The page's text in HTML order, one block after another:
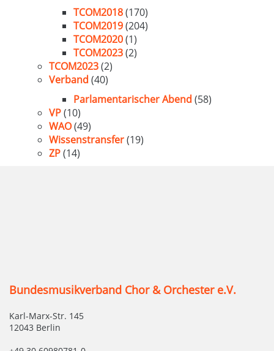
TCOM2018(170)
TCOM2019(204)
TCOM2020(1)
TCOM2023(2)
TCOM2023(2)
Verband (40)
Parlamentarischer Abend (58)
VP(10)
WAO(49)
Wissenstransfer(19)
ZP(14)
Bundesmusikverband Chor & Orchester e.V.
Karl-Marx-Str. 145
12043 Berlin